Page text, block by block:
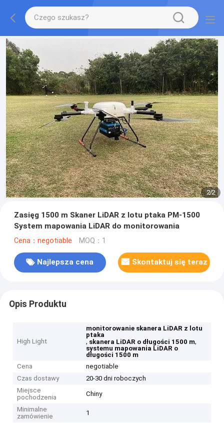
2/2
Zasięg 1500 m Skaner LiDAR z lotu ptaka PM-1500
System mapowania LiDAR do monitorowania
Cena：negotiable MOQ：1
Najlepsza cena Skontaktuj się teraz
Opis Produktu
High Light
monitorowanie skanera LiDAR z lotu
ptaka
, skanera LiDAR o długości 1500 m,
systemu mapowania LiDAR o
długości 1500 m
Cena
negotiable
Czas dostawy
20-30 dni roboczych
Miejsce
pochodzenia
Chiny
Minimalne
zamówienie
1